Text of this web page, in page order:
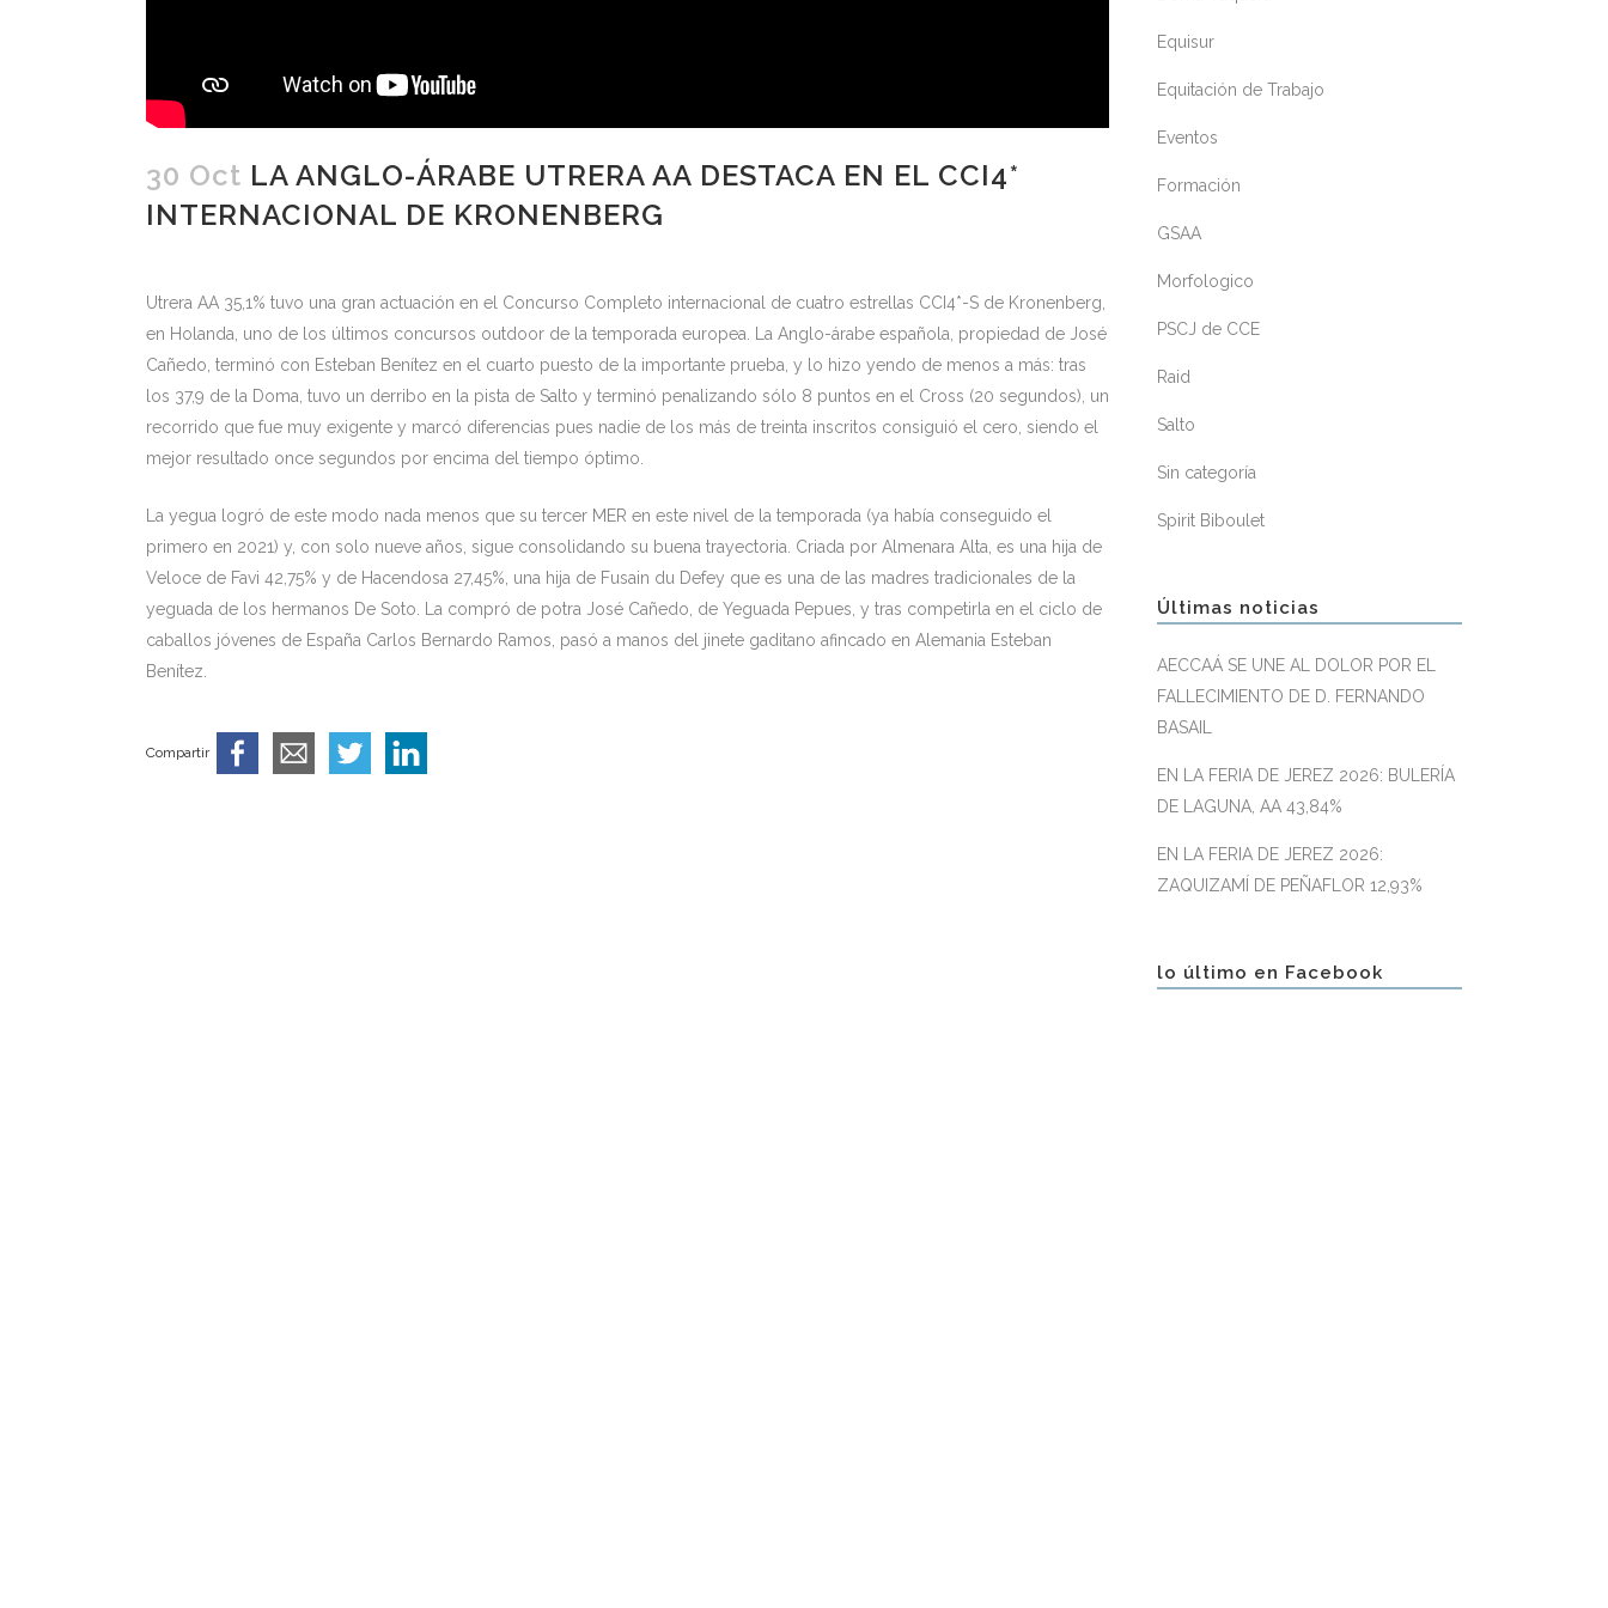
30 Oct LA ANGLO-ÁRABE UTRERA AA DESTACA EN EL CCI4*
INTERNACIONAL DE KRONENBERG
Utrera AA 35,1% tuvo una gran actuación en el Concurso Completo internacional de cuatro estrellas CCI4*-S de Kronenberg,
en Holanda, uno de los últimos concursos outdoor de la temporada europea. La Anglo-árabe española, propiedad de José
Cañedo, terminó con Esteban Benítez en el cuarto puesto de la importante prueba, y lo hizo yendo de menos a más: tras
los 37,9 de la Doma, tuvo un derribo en la pista de Salto y terminó penalizando sólo 8 puntos en el Cross (20 segundos), un
recorrido que fue muy exigente y marcó diferencias pues nadie de los más de treinta inscritos consiguió el cero, siendo el
mejor resultado once segundos por encima del tiempo óptimo.
La yegua logró de este modo nada menos que su tercer MER en este nivel de la temporada (ya había conseguido el
primero en 2021) y, con solo nueve años, sigue consolidando su buena trayectoria. Criada por Almenara Alta, es una hija de
Veloce de Favi 42,75% y de Hacendosa 27,45%, una hija de Fusain du Defey que es una de las madres tradicionales de la
yeguada de los hermanos De Soto. La compró de potra José Cañedo, de Yeguada Pepues, y tras competirla en el ciclo de
caballos jóvenes de España Carlos Bernardo Ramos, pasó a manos del jinete gaditano afincado en Alemania Esteban
Benítez.
Compartir
Equisur
Equitación de Trabajo
Eventos
Formación
GSAA
Morfologico
PSCJ de CCE
Raid
Salto
Sin categoría
Spirit Biboulet
Últimas noticias
AECCAÁ SE UNE AL DOLOR POR EL
FALLECIMIENTO DE D. FERNANDO
BASAIL
EN LA FERIA DE JEREZ 2026: BULERÍA
DE LAGUNA, AA 43,84%
EN LA FERIA DE JEREZ 2026:
ZAQUIZAMÍ DE PEÑAFLOR 12,93%
lo último en Facebook